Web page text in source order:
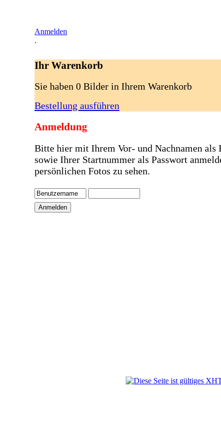
Anmelden
.
Ihr Warenkorb
Sie haben 0 Bilder in Ihrem Warenkorb
Bestellung ausführen
Anmeldung
Bitte hier mit Ihrem Vor- und Nachnamen als
sowie Ihrer Startnummer als Passwort
persönlichen Fotos zu sehen.